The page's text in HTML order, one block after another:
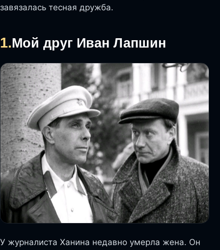
завязалась тесная дружба.
1.Мой друг Иван Лапшин
У журналиста Ханина недавно умерла жена. Он